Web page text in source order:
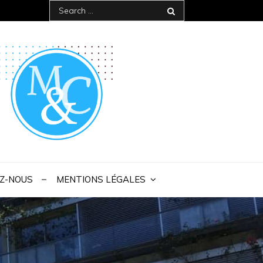
Search
for:
Bordeaux
NOUS MENTIONS LÉGALES